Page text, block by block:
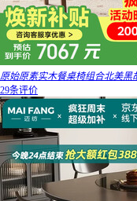
原始原素实木餐桌椅组合北美黑
29条评价